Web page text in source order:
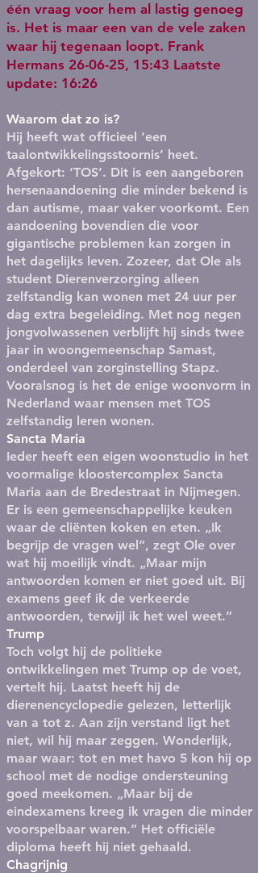
één vraag voor hem al lastig genoeg
is. Het is maar een van de vele zaken
waar hij tegenaan loopt. Frank
Hermans 26-06-25, 15:43 Laatste
update: 16:26
Waarom dat zo is?
Hij heeft wat officieel ‘een
taalontwikkelingsstoornis’ heet.
Afgekort: ‘TOS’. Dit is een aangeboren
hersenaandoening die minder bekend is
dan autisme, maar vaker voorkomt. Een
aandoening bovendien die voor
gigantische problemen kan zorgen in
het dagelijks leven. Zozeer, dat Ole als
student Dierenverzorging alleen
zelfstandig kan wonen met 24 uur per
dag extra begeleiding. Met nog negen
jongvolwassenen verblijft hij sinds twee
jaar in woongemeenschap Samast,
onderdeel van zorginstelling Stapz.
Vooralsnog is het de enige woonvorm in
Nederland waar mensen met TOS
zelfstandig leren wonen.
Sancta Maria
Ieder heeft een eigen woonstudio in het
voormalige kloostercomplex Sancta
Maria aan de Bredestraat in Nijmegen.
Er is een gemeenschappelijke keuken
waar de cliënten koken en eten. „Ik
begrijp de vragen wel”, zegt Ole over
wat hij moeilijk vindt. „Maar mijn
antwoorden komen er niet goed uit. Bij
examens geef ik de verkeerde
antwoorden, terwijl ik het wel weet.”
Trump
Toch volgt hij de politieke
ontwikkelingen met Trump op de voet,
vertelt hij. Laatst heeft hij de
dierenencyclopedie gelezen, letterlijk
van a tot z. Aan zijn verstand ligt het
niet, wil hij maar zeggen. Wonderlijk,
maar waar: tot en met havo 5 kon hij op
school met de nodige ondersteuning
goed meekomen. „Maar bij de
eindexamens kreeg ik vragen die minder
voorspelbaar waren.” Het officiële
diploma heeft hij niet gehaald.
Chagrijnig